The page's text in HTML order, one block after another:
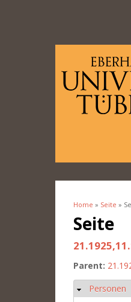
You are here
Home » Seite »
Seite
Parent:
Hide
Personen